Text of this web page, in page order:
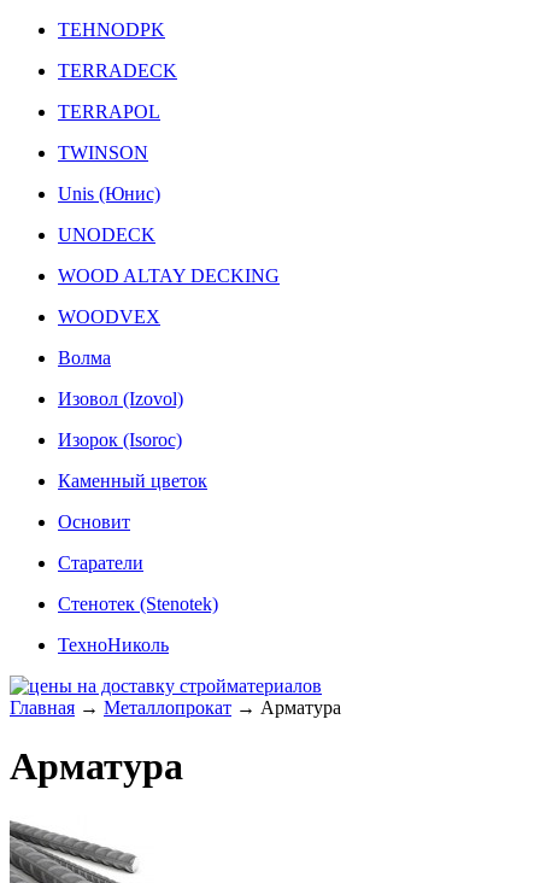
TEHNODPK
TERRADECK
TERRAPOL
TWINSON
Unis (Юнис)
UNODECK
WOOD ALTAY DECKING
WOODVEX
Волма
Изовол (Izovol)
Изорок (Isoroc)
Каменный цветок
Основит
Старатели
Стенотек (Stenotek)
ТехноНиколь
Главная → Металлопрокат → Арматура
Арматура